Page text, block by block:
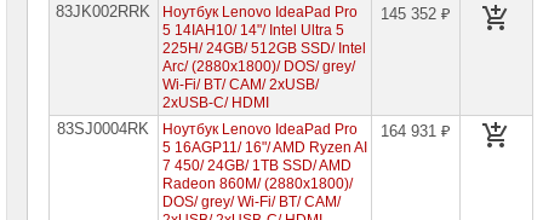
83JK002RRK
Ноутбук Lenovo IdeaPad Pro
5 14IAH10/ 14"/ Intel Ultra 5
225H/ 24GB/ 512GB SSD/ Intel
Arc/ (2880x1800)/ DOS/ grey/
Wi-Fi/ BT/ CAM/ 2xUSB/
2xUSB-C/ HDMI
145 352 ₽
83SJ0004RK
Ноутбук Lenovo IdeaPad Pro
5 16AGP11/ 16"/ AMD Ryzen AI
7 450/ 24GB/ 1TB SSD/ AMD
Radeon 860M/ (2880x1800)/
DOS/ grey/ Wi-Fi/ BT/ CAM/
164 931 ₽